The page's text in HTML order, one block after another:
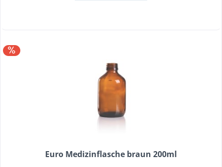
Euro Medizinflasche braun 200ml